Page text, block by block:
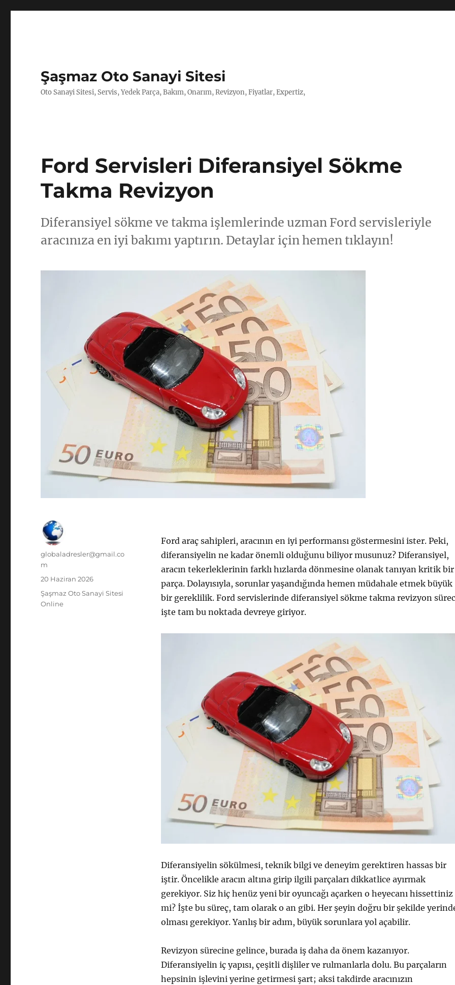
Şaşmaz Oto Sanayi Sitesi
Oto Sanayi Sitesi, Servis, Yedek Parça, Bakım, Onarım, Revizyon, Fiyatlar, Expertiz,
Ford Servisleri Diferansiyel Sökme
Takma Revizyon
Diferansiyel sökme ve takma işlemlerinde uzman Ford servisleriyle
aracınıza en iyi bakımı yaptırın. Detaylar için hemen tıklayın!
Ford araç sahipleri, aracının en iyi performansı göstermesini ister. Peki,
diferansiyelin ne kadar önemli olduğunu biliyor musunuz? Diferansiyel,
aracın tekerleklerinin farklı hızlarda dönmesine olanak tanıyan kritik bir
parça. Dolayısıyla, sorunlar yaşandığında hemen müdahale etmek büyük
bir gereklilik. Ford servislerinde diferansiyel sökme takma revizyon
işte tam bu noktada devreye giriyor.
Diferansiyelin sökülmesi, teknik bilgi ve deneyim gerektiren hassas bir
iştir. Öncelikle aracın altına girip ilgili parçaları dikkatlice ayırmak
gerekiyor. Siz hiç henüz yeni bir oyuncağı açarken o heyecanı hissettiniz
mi? İşte bu süreç, tam olarak o an gibi. Her şeyin doğru bir şekilde
olması gerekiyor. Yanlış bir adım, büyük sorunlara yol açabilir.
Revizyon sürecine gelince, burada iş daha da önem kazanıyor.
Diferansiyelin iç yapısı, çeşitli dişliler ve rulmanlarla dolu. Bu parçaların
hepsinin işlevini yerine getirmesi şart; aksi takdirde aracınızın
Yazar
globaladresler@gmail.co
m
Yayın
20 Haziran 2026
Kategoriler
Şaşmaz Oto Sanayi Sitesi
Online